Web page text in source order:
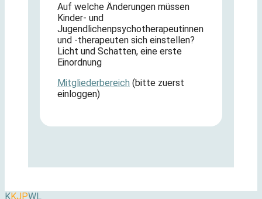
Auf welche Änderungen müssen
Kinder- und
Jugendlichenpsychotherapeutinnen
und -therapeuten sich einstellen?
Licht und Schatten, eine erste
Einordnung
Mitgliederbereich (bitte zuerst
einloggen)
KKJPWL